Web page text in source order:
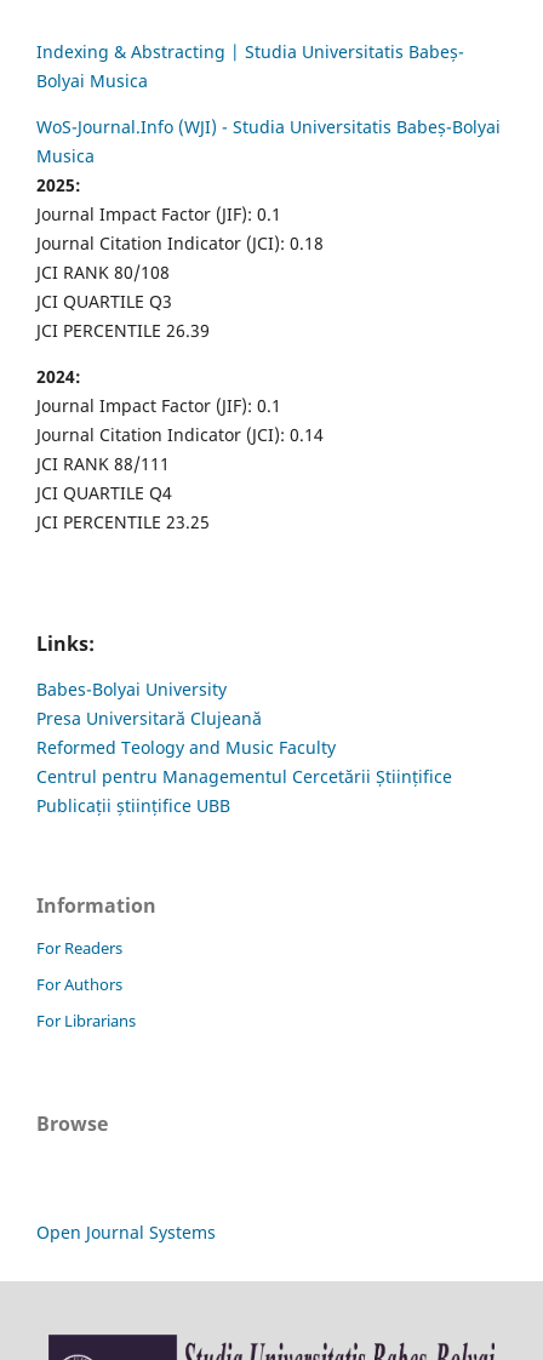
Indexing & Abstracting | Studia Universitatis Babeș-
Bolyai Musica
WoS-Journal.Info (WJI) - Studia Universitatis Babeș-Bolyai
Musica
2025:
Journal Impact Factor (JIF): 0.1
Journal Citation Indicator (JCI): 0.18
JCI RANK 80/108
JCI QUARTILE Q3
JCI PERCENTILE 26.39
2024:
Journal Impact Factor (JIF): 0.1
Journal Citation Indicator (JCI): 0.14
JCI RANK 88/111
JCI QUARTILE Q4
JCI PERCENTILE 23.25
Links:
Babes-Bolyai University
Presa Universitară Clujeană
Reformed Teology and Music Faculty
Centrul pentru Managementul Cercetării Științifice
Publicații științifice UBB
Information
For Readers
For Authors
For Librarians
Browse
Open Journal Systems